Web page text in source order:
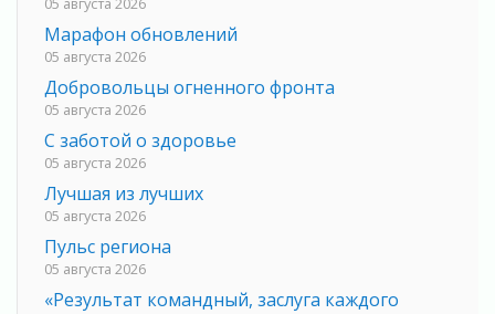
Марафон обновлений
05 августа 2026
Добровольцы огненного фронта
05 августа 2026
С заботой о здоровье
05 августа 2026
Лучшая из лучших
05 августа 2026
Пульс региона
05 августа 2026
«Результат командный, заслуга каждого